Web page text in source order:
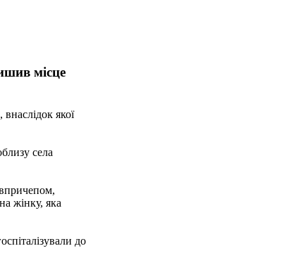
місце
якої
села
жінку, яка
до